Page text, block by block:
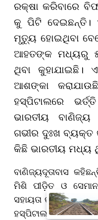
ରକ୍ଷା କରିବାରେ
କୁ ପିଟି ଦେଇଛନ୍ତି।
ମୃତ୍ୟୁ ହୋଇଥିବା
ଆହତଙ୍କ ମଧ୍ୟରୁ
ଥିବା କୁହାଯାଇଛି।
ଆଶଙ୍କା
ହସ୍ପିଟାଲରେ
ଭାରତୀୟ ବାଣିଜ୍ୟ
ଗଭୀର ଦୁଃଖ ବ୍ୟକ୍ତ
କିଛି ଭାରତୀୟ ମଧ୍ୟ
ବାଣିଜ୍ୟଦୂତାବାସ
ମିଶି ପୀଡ଼ିତ ଓ
ସହାୟତା କରିବାକୁ ଉଦ୍ୟମ
ହସ୍ପିଟାଲ ପହଞ୍ଚି